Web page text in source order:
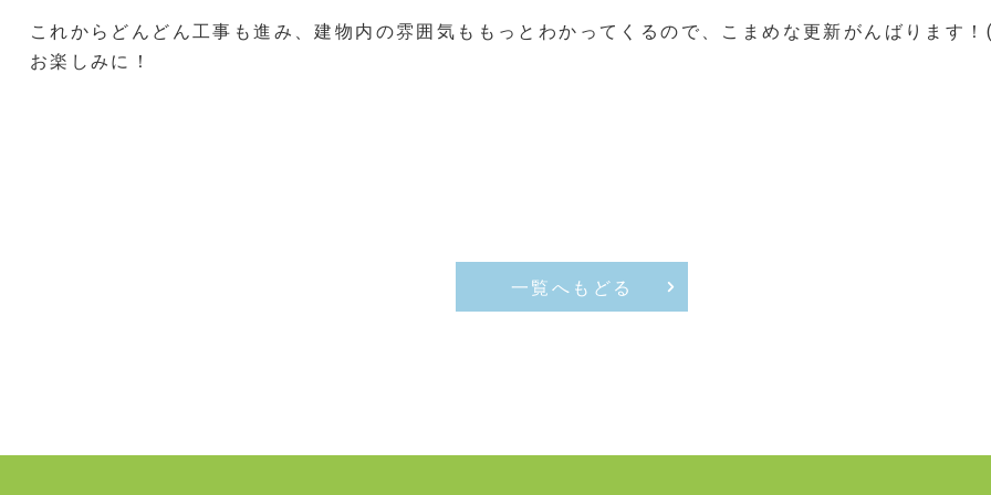
これからどんどん工事も進み、建物内の雰囲気ももっとわかってくるので、こまめな更新がんばります
お楽しみに！
一覧へもどる